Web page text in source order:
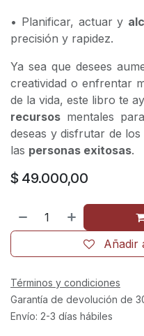
• Planificar, actuar y
precisión y rapidez.
Ya sea que desees
creatividad o enfrentar
de la vida, este libro te
recursos mentales
deseas y disfrutar de
las personas exitosas.
$ 49.000,00
Añadir
Términos y condiciones
Garantía de devolución de
Envío: 2-3 días hábiles